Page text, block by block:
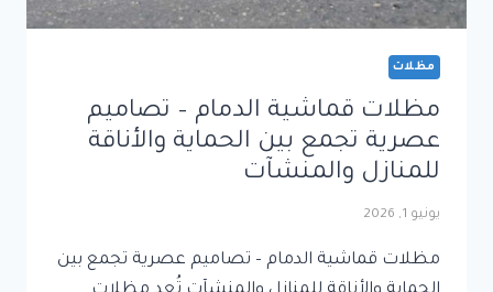
مظلات
مظلات قماشية الدمام – تصاميم
عصرية تجمع بين الحماية والأناقة
للمنازل والمنشآت
يونيو 1, 2026
مظلات قماشية الدمام – تصاميم عصرية تجمع بين